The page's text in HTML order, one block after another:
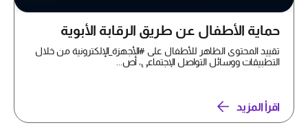
حماية الأطفال عن طريق الرقابة الأبوية
تقييد المحتوى الظاهر للأطفال على #الأجهزة_الإلكترونية من خلال
التطبيقات ووسائل التواصل الإجتماعي، أص...
اقرأ المزيد